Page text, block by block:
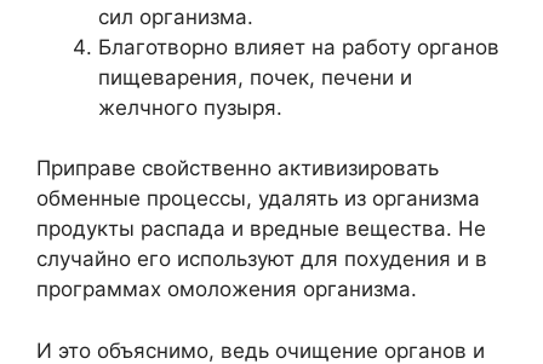
сил организма.
Благотворно влияет на работу органов
пищеварения, почек, печени и
желчного пузыря.
Приправе свойственно активизировать
обменные процессы, удалять из организма
продукты распада и вредные вещества. Не
случайно его используют для похудения и в
программах омоложения организма.
И это объяснимо, ведь очищение органов и